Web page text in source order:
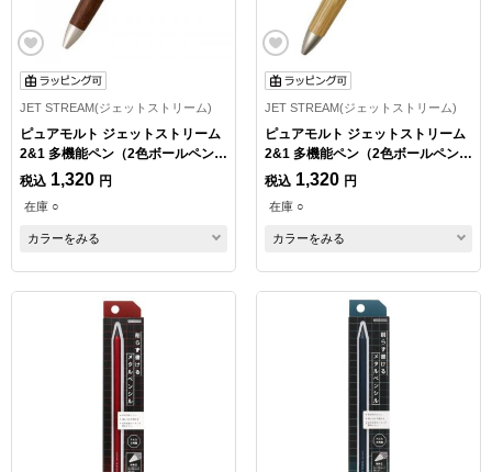
JET STREAM(ジェットストリーム)
ピュアモルト ジェットストリーム
2&1 多機能ペン（2色ボールペン・
シャープペン） 油性 0.7mm
税込 1,320 円
在庫 ○
カラーをみる
JET STREAM(ジェットストリーム)
ピュアモルト ジェットストリーム
2&1 多機能ペン（2色ボールペン・
シャープペン） 油性 0.7mm
税込 1,320 円
在庫 ○
カラーをみる